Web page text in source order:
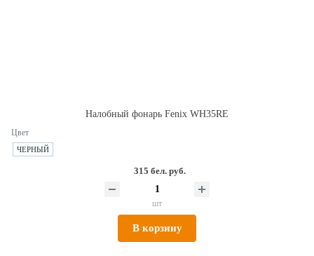
Налобный фонарь Fenix WH35RE
Цвет
ЧЕРНЫЙ
315 бел. руб.
шт
В корзину